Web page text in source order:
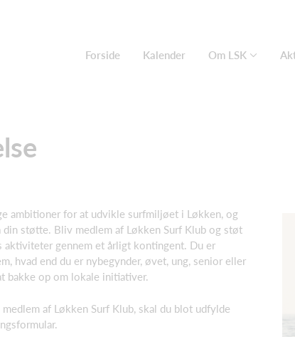
Forside Kalender Om LSK
ambitioner for at udvikle surfmiljøet i Løkken, og
støtte. Bliv medlem af Løkken Surf Klub og støt
aktiviteter gennem et årligt kontingent. Du er
hvad end du er nybegynder, øvet, ung, senior eller
bakke op om lokale initiativer.
af Løkken Surf Klub, skal du blot udfylde